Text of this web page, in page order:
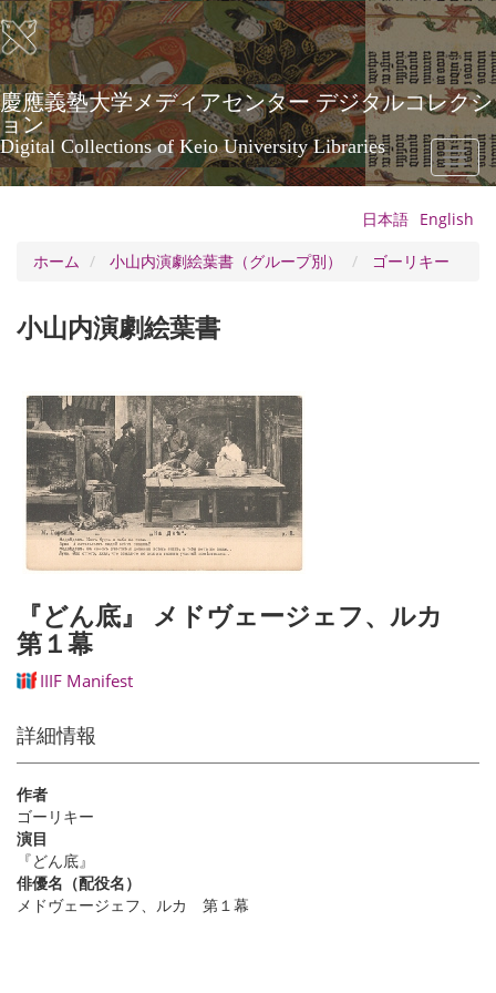
メ
イ
ン
コ
ン
テ
ン
ツ
に
慶應義塾大学メディアセンター デジタルコレクシ
ョン
Digital Collections of Keio University Libraries
Toggle
日本語 English
ホーム
小山内演劇絵葉書（グループ別） ゴーリキー
小山内演劇絵葉書
『どん底』 メドヴェージェフ、ルカ
第１幕
IIIF Manifest
詳細情報
作者
ゴーリキー
演目
『どん底』
俳優名（配役名）
メドヴェージェフ、ルカ 第１幕